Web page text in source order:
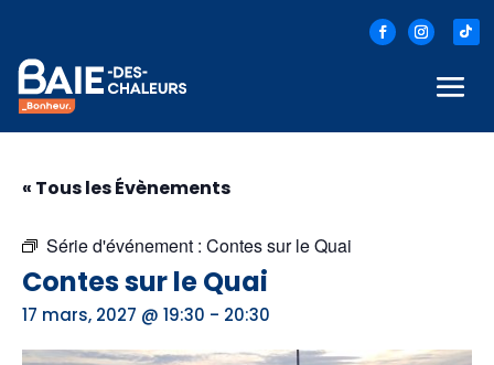
« Tous les Évènements
Série d'événement : Contes sur le Quai
Contes sur le Quai
17 mars, 2027 @ 19:30 - 20:30